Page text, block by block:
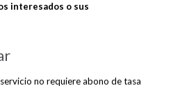
interesados o sus
no requiere abono de tasa